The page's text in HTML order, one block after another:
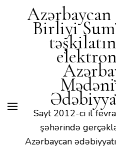
Birliyi
Sayt 2012-ci il
şəhərində
Azərbaycan